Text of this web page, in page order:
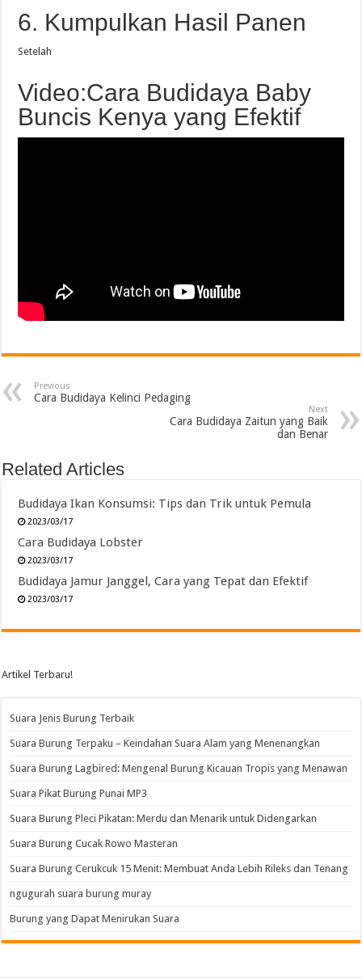
6. Kumpulkan Hasil Panen
Setelah
Video:Cara Budidaya Baby
Buncis Kenya yang Efektif
Previous
Cara Budidaya Kelinci Pedaging
Next
Cara Budidaya Zaitun yang Baik
dan Benar
Related Articles
Budidaya Ikan Konsumsi: Tips dan Trik untuk Pemula
2023/03/17
Cara Budidaya Lobster
2023/03/17
Budidaya Jamur Janggel, Cara yang Tepat dan Efektif
2023/03/17
Artikel Terbaru!
Suara Jenis Burung Terbaik
Suara Burung Terpaku – Keindahan Suara Alam yang Menenangkan
Suara Burung Lagbired: Mengenal Burung Kicauan Tropis yang Menawan
Suara Pikat Burung Punai MP3
Suara Burung Pleci Pikatan: Merdu dan Menarik untuk Didengarkan
Suara Burung Cucak Rowo Masteran
Suara Burung Cerukcuk 15 Menit: Membuat Anda Lebih Rileks dan Tenang
ngugurah suara burung muray
Burung yang Dapat Menirukan Suara